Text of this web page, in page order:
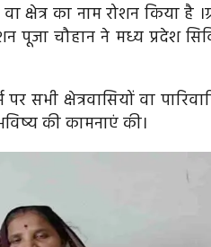
का नाम रोशन किया है
पूजा चौहान ने मध्य प्रदेश
सभी क्षेत्रवासियों वा
की कामनाएं की।